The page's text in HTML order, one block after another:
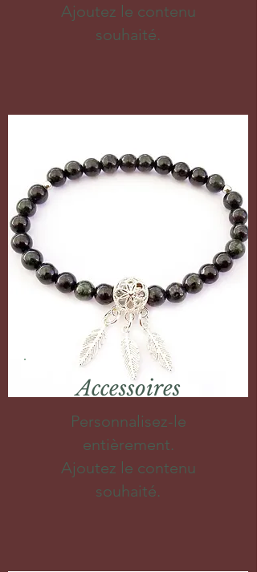
Ajoutez le contenu
souhaité.
Accessoires
Personnalisez-le
entièrement.
Ajoutez le contenu
souhaité.